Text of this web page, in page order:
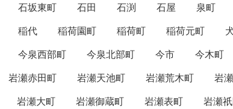
石坂東町 石田 石渕 石屋 泉町
稲代 稲荷園町 稲荷町 稲荷元町
今泉西部町 今泉北部町 今市 今木町
岩瀬赤田町 岩瀬天池町 岩瀬荒木町
岩
岩瀬大町 岩瀬御蔵町 岩瀬表町
岩瀬